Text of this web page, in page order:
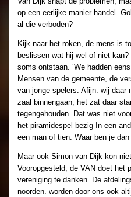
op een eerlijke manier handel.
al die verboden?
Kijk naar het roken, de mens is
beslissen wat hij wel of niet
soms ontstaan. ‘We hadden
Mensen van de gemeente, de
van jonge spelers. Afijn. wij daar
zaal binnengaan, het zat daar
tegengehouden. Dat was niet
het piramidespel bezig In een
een man of tien. Waar ben je
Maar ook Simon van Dijk kon
Vooropgesteld, de VAN doet het
vereniging te danken. De
noorden. worden door ons ook